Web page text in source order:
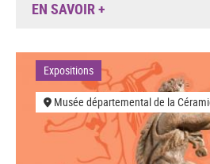
EN SAVOIR +
Expositions
Musée départemental de la